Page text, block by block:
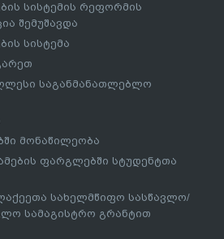
სისტემის რეფორმის
შემუშავდა
სისტემა
საგანმანათლებლო
მონაწილეობა
ფარგლებში სტუდენტთა
სახელმწიფო სასწავლო/
სამაგისტრო გრანტით